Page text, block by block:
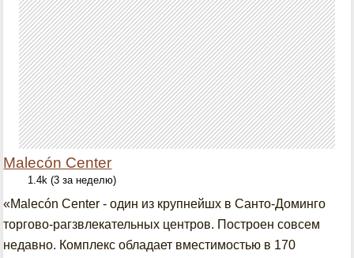
Malecón Center
1.4k (3 за неделю)
«Malecón Center - один из крупнейшх в Санто-Доминго
торгово-рагзвлекательных центров. Построен совсем
недавно. Комплекс обладает вместимостью в 170